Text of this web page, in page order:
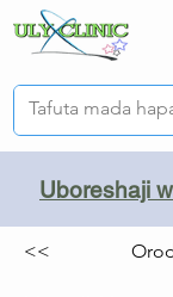
Uboreshaji
<<